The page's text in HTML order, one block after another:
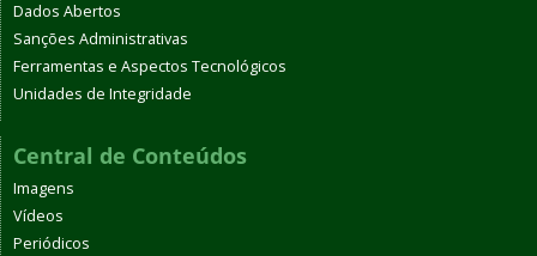
Dados Abertos
Sanções Administrativas
Ferramentas e Aspectos Tecnológicos
Unidades de Integridade
Central de Conteúdos
Imagens
Vídeos
Periódicos